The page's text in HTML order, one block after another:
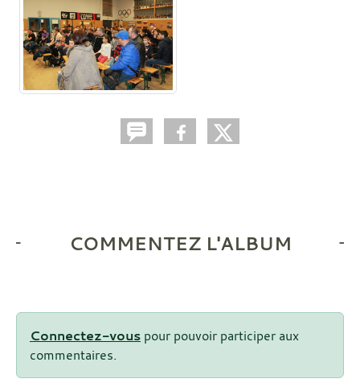
COMMENTEZ L'ALBUM
Connectez-vous pour pouvoir participer aux
commentaires.